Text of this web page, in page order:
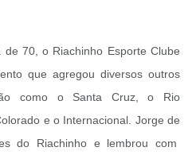
70, o Riachinho Esporte Clube
que agregou diversos outros
como o Santa Cruz, o Rio
e o Internacional. Jorge de
do Riachinho e lembrou com